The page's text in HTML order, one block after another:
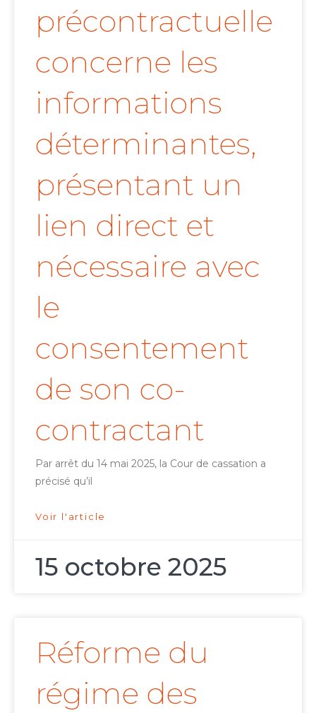
précontractuelle
concerne les
informations
déterminantes,
présentant un
lien direct et
nécessaire avec
le
consentement
de son co-
contractant
Par arrêt du 14 mai 2025, la Cour de cassation a
précisé qu’il
Voir l'article
15 octobre 2025
Réforme du
régime des